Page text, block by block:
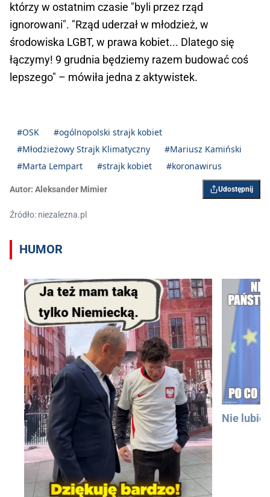
którzy w ostatnim czasie "byli przez rząd
ignorowani". "Rząd uderzał w młodzież, w
środowiska LGBT, w prawa kobiet... Dlatego się
łączymy! 9 grudnia będziemy razem budować coś
lepszego" – mówiła jedna z aktywistek.
#OSK
#ogólnopolski strajk kobiet
#Młodzieżowy Strajk Klimatyczny
#Mariusz Kamiński
#Marta Lempart
#strajk kobiet #koronawirus
Autor: Aleksander Mimier Udostępnij
Źródło: niezalezna.pl
HUMOR
Nie lubię